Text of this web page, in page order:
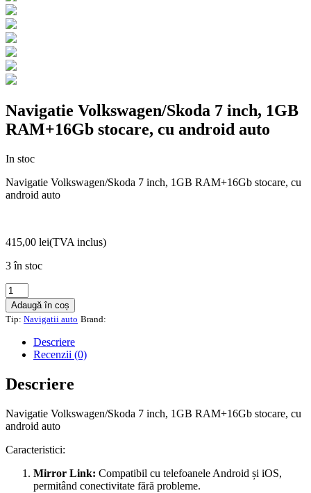
Navigatie Volkswagen/Skoda 7 inch, 1GB
RAM+16Gb stocare, cu android auto
In stoc
Navigatie Volkswagen/Skoda 7 inch, 1GB RAM+16Gb stocare, cu
android auto
415,00 lei(TVA inclus)
3 în stoc
Cantitate
Navigatie
Volkswagen/Skoda
7
inch,
1GB
RAM+16Gb
stocare,
cu
auto
Adaugă în coș
Tip: Navigatii auto Brand:
Descriere
Recenzii (0)
Descriere
Navigatie Volkswagen/Skoda 7 inch, 1GB RAM+16Gb stocare, cu
android auto
Caracteristici:
Mirror Link: Compatibil cu telefoanele Android și iOS,
permitând conectivitate fără probleme.